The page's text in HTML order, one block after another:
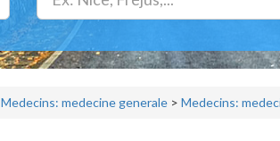
Medecins: medecine generale > Medecins: